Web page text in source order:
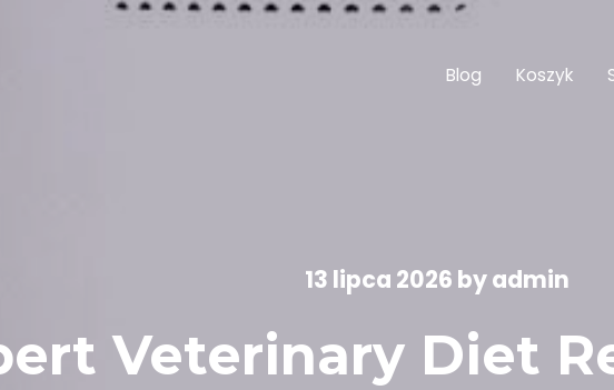
Blog Koszyk
13 lipca 2026 byadmin
Veterinary Diet